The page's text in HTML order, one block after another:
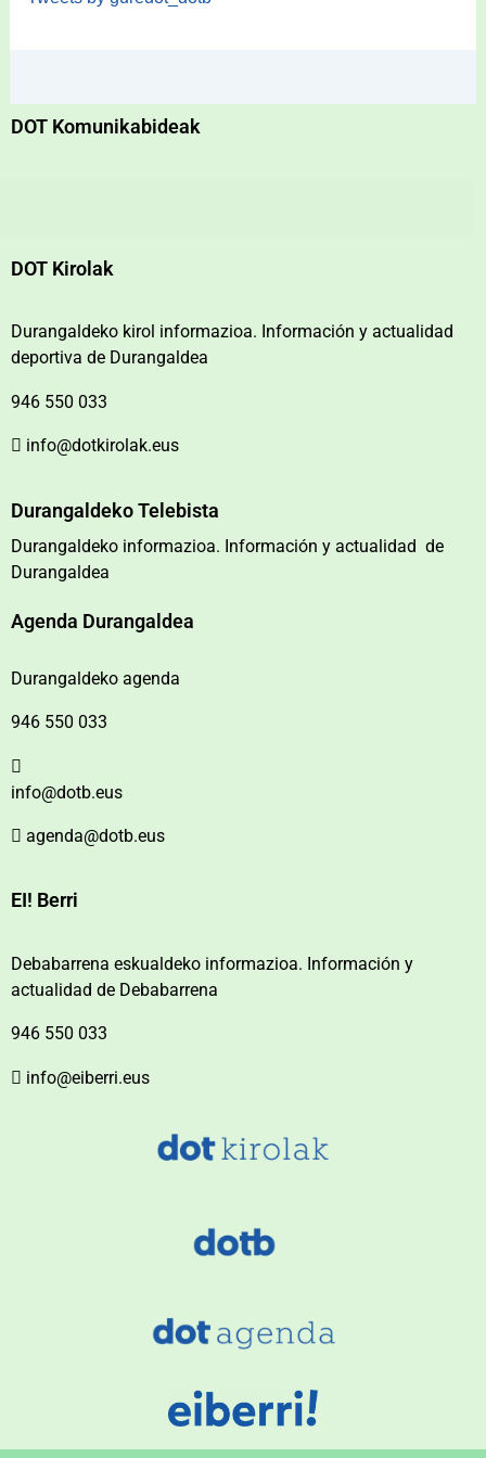
DOT Komunikabideak
DOT Kirolak
Durangaldeko kirol informazioa. Información y actualidad
deportiva de Durangaldea
946 550 033
info@dotkirolak.eus
Durangaldeko Telebista
Durangaldeko informazioa. Información y actualidad de
Durangaldea
Agenda Durangaldea
Durangaldeko agenda
946 550 033
info@dotb.eus
agenda@dotb.eus
EI! Berri
Debabarrena eskualdeko informazioa. Información y
actualidad de Debabarrena
946 550 033
info@eiberri.eus